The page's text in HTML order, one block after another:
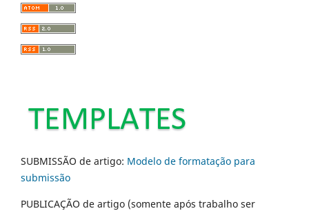
SUBMISSÃO de artigo: Modelo de formatação para
submissão
PUBLICAÇÃO de artigo (somente após trabalho ser